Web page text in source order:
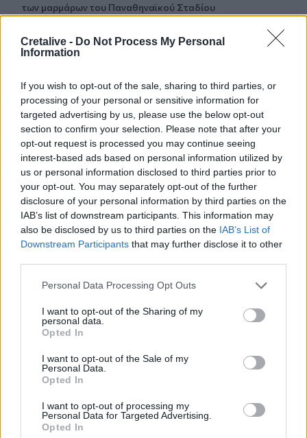
Cretalive - Do Not Process My Personal
Information
If you wish to opt-out of the sale, sharing to third parties, or
processing of your personal or sensitive information for
targeted advertising by us, please use the below opt-out
section to confirm your selection. Please note that after your
opt-out request is processed you may continue seeing
interest-based ads based on personal information utilized by
us or personal information disclosed to third parties prior to
your opt-out. You may separately opt-out of the further
disclosure of your personal information by third parties on the
IAB’s list of downstream participants. This information may
also be disclosed by us to third parties on the IAB’s List of
Downstream Participants that may further disclose it to other
Personal Data Processing Opt Outs
I want to opt-out of the Sharing of my
personal data.
Opted In
I want to opt-out of the Sale of my
Personal Data.
Opted In
I want to opt-out of processing my
Personal Data for Targeted Advertising.
Opted In
των μαρμάρων του Παναθηναϊκού Σταδίου
14:45
POS και ταμειακές: βαριά πρόστιμα για όσους δε
To Moonlight Serenade στο καφέ του Αρχαιολογικού
Μουσείου Χανίων
14:17
Θ. Κοντογεώργης: Προεκλογική αλλά όχι παροχολογική η
14:01
Άντριου: Μυστικό σχέδιο για βασιλική κηδεία όταν
πεθάνει, παρά την αποκαθήλωση
Σε ετοιμότητα η πυροσβεστική στη Λέσβο
Κρήτη: Και την Δευτέρα (10/08) πολύ υψηλός ο κίνδυνος